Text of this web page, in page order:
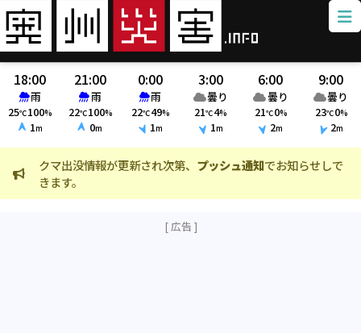
18:00
雨
25℃100%
1m
21:00
雨
22℃100%
0m
0:00
雨
22℃49%
1m
3:00
曇り
21℃4%
1m
6:00
曇り
21℃0%
2m
9:00
曇り
23℃0%
2m
クマ出没情報が更新され次第、 プッシュ通知でお知らせしで
きます。